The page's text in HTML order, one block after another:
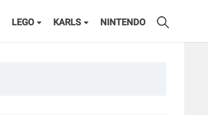
LEGO KARLS NINTENDO